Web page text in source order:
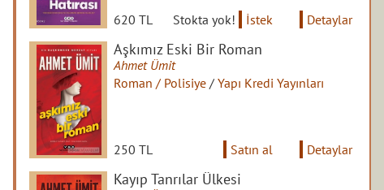
620 TL Stokta yok! İstek Detaylar
Aşkımız Eski Bir Roman
Ahmet Ümit
Roman / Polisiye /Yapı Kredi Yayınları
250 TL Satın al Detaylar
Kayıp Tanrılar Ülkesi